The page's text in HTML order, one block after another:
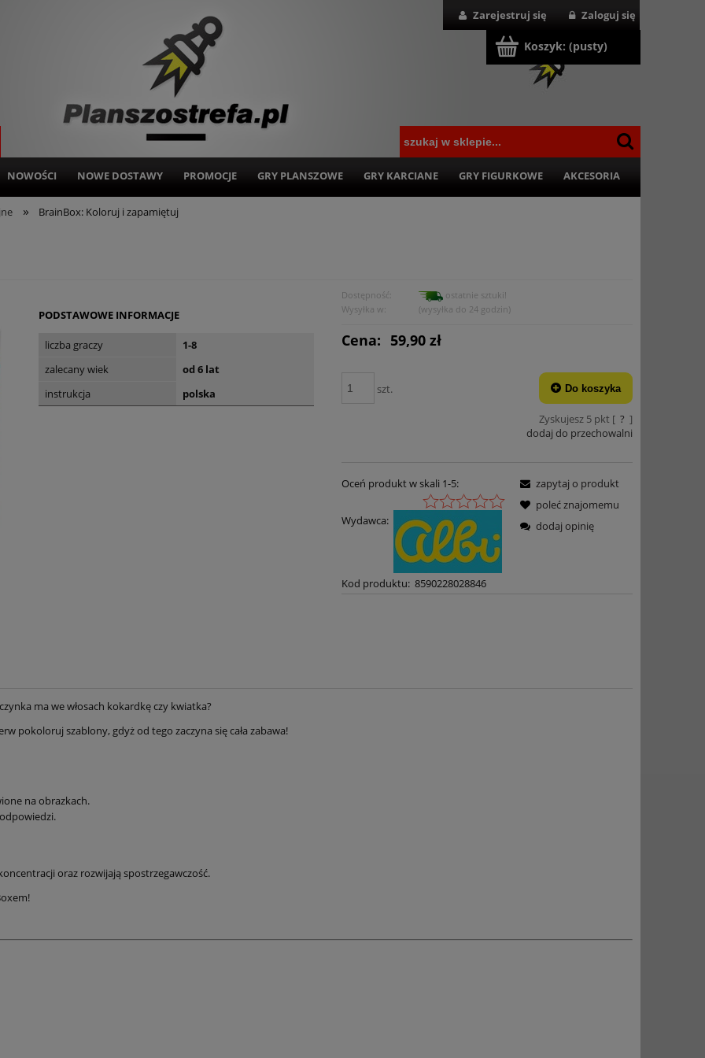
Zarejestruj się Zaloguj się
Koszyk: (pusty)
NOWOŚCI NOWE DOSTAWY PROMOCJE GRY PLANSZOWE GRY KARCIANE GRY FIGURKOWE AKCESORIA
» BrainBox: Koloruj i zapamiętuj
PODSTAWOWE INFORMACJE
liczba graczy
1-8
zalecany wiek
od 6 lat
instrukcja
polska
Dostępność:
ostatnie sztuki!
Wysyłka w:
(wysyłka do 24 godzin)
Cena: 59,90 zł
szt. Do koszyka
Zyskujesz 5pkt [ ? ]
dodaj do przechowalni
Oceń produkt w skali 1-5:
Wydawca:
Kod produktu: 8590228028846
zapytaj o produkt
poleć znajomemu
dodaj opinię
ma we włosach kokardkę czy kwiatka?
pokoloruj szablony, gdyż od tego zaczyna się cała zabawa!
na obrazkach.
oraz rozwijają spostrzegawczość.